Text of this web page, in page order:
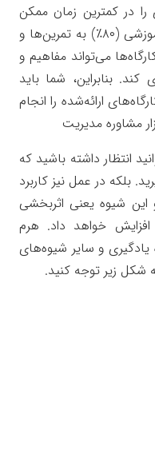
در کمترین زمان ممکن
می‌آموزید (۲۰٪). و در مابقی زمان آموزشی (۸۰٪) به تمرین‌ها و
می‌تواند مفاهیم و
بنابراین، شما باید
ارائه‌شده را انجام
مشاوره مدیریت
انتظار داشته باشید که
بلکه در عمل نیز کاربرد
این شیوه یعنی اثربخشی
خواهد داد. هرم
یادگیری و سایر شیوه‌های
شکل زیر توجه کنید.